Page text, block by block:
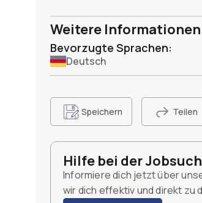
Weitere Informationen
Bevorzugte Sprachen:
Deutsch
Speichern Teilen
Hilfe bei der
Informiere dich jetzt über
wir dich effektiv und direkt zu